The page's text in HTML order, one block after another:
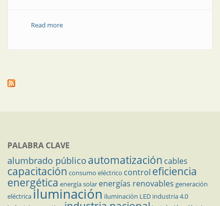
Read moreabout El árbol genealógico de la IA: los antecedentes
PALABRA CLAVE
alumbrado público automatización cables
capacitación consumo eléctrico control eficiencia
energética energía solar energías renovables generación
eléctricailuminación iluminación LED industria 4.0